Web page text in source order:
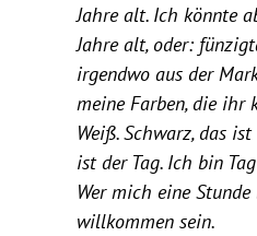
Jahre alt. Ich könnte
Jahre alt, oder:
irgendwo aus der
meine Farben, die ihr
Weiß. Schwarz, das
ist der Tag. Ich bin
Wer mich eine
willkommen sein.